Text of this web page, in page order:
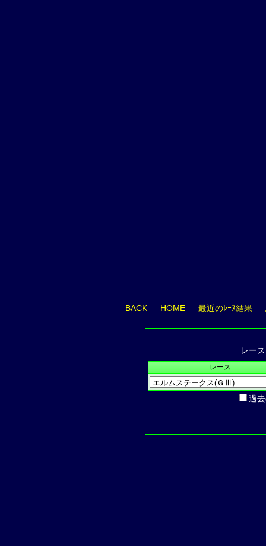
BACK HOME 最近のﾚｰｽ結果
レー
レース
過